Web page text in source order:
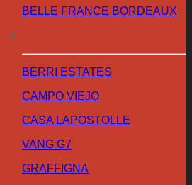
BELLE FRANCE BORDEAUX
BERRI ESTATES
CAMPO VIEJO
CASA LAPOSTOLLE
VANG G7
GRAFFIGNA